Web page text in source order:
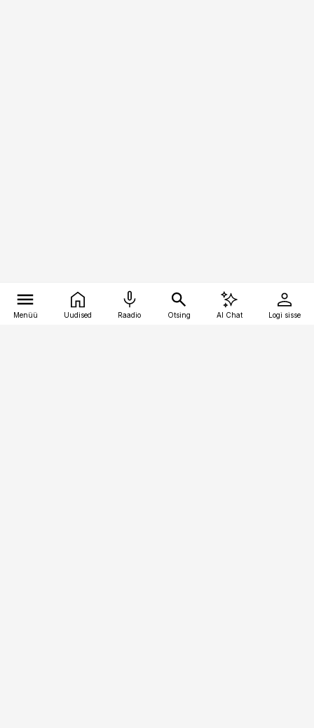
Menüü Uudised Raadio Otsing AI Chat Logi sisse